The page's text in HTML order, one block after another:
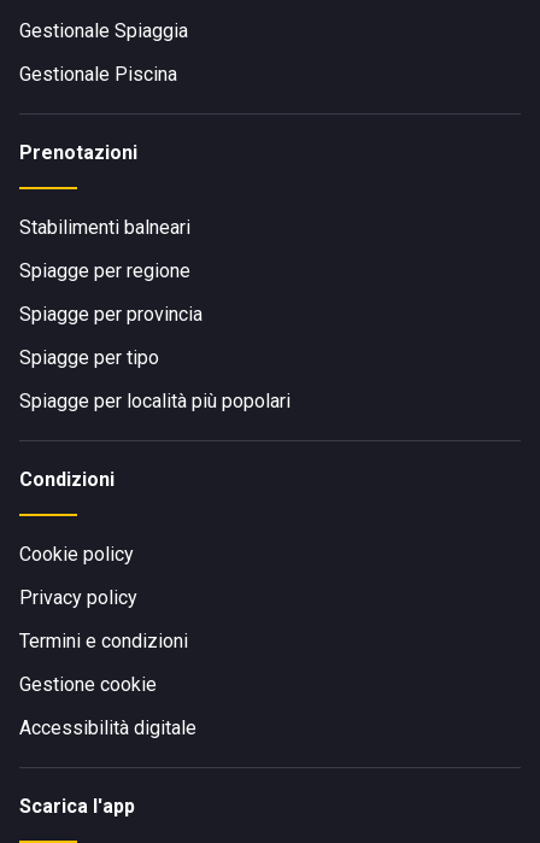
Gestionale Spiaggia
Gestionale Piscina
Prenotazioni
Stabilimenti balneari
Spiagge per regione
Spiagge per provincia
Spiagge per tipo
Spiagge per località più popolari
Condizioni
Cookie policy
Privacy policy
Termini e condizioni
Gestione cookie
Accessibilità digitale
Scarica l'app